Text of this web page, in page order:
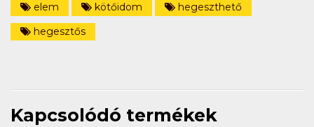
elem
kötőidom
hegeszthető
hegesztős
Kapcsolódó termékek